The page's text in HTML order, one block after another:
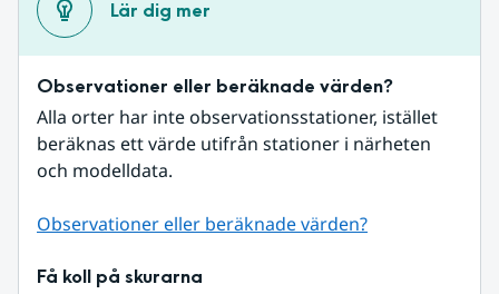
Lär dig mer
Observationer eller beräknade värden?
Alla orter har inte observationsstationer, istället
beräknas ett värde utifrån stationer i närheten
och modelldata.
Observationer eller beräknade värden?
Få koll på skurarna